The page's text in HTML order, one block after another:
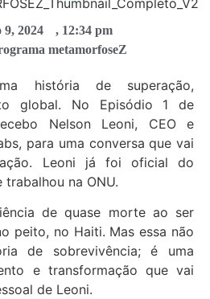
9, 2024 , 12:34 pm
metamorfoseZ
história de superação,
global. No Episódio 1 de
Nelson Leoni, CEO e
para uma conversa que vai
Leoni já foi oficial do
na ONU.
de quase morte ao ser
peito, no Haiti. Mas essa não
de sobrevivência; é uma
e transformação que vai
de Leoni.